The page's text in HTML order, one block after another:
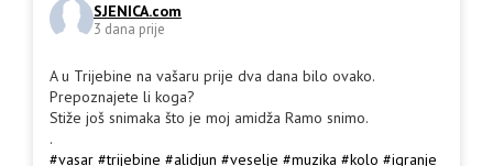
SJENICA.com
3 dana prije
A u Trijebine na vašaru prije dva dana bilo ovako.
Prepoznajete li koga?
Stiže još snimaka što je moj amidža Ramo snimo.
.
#vasar #trijebine #alidjun #veselje #muzika #kolo #igranje